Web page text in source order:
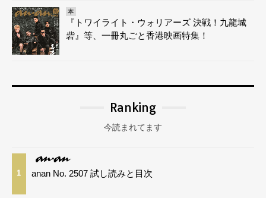
本
『トワイライト・ウォリアーズ 決戦！九龍城
砦』等、一冊丸ごと香港映画特集！
Ranking
今読まれてます
1 anan No. 2507 試し読みと目次